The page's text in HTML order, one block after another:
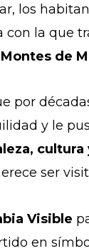
los
con la que
Montes de
por
y le
cultura
ser
Visible
en